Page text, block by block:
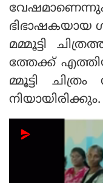
ഭിഭാഷകയായ
മമ്മൂട്ടി
ത്തേക്ക്
മ്മൂട്ടി
നിയായിരിക്കും.